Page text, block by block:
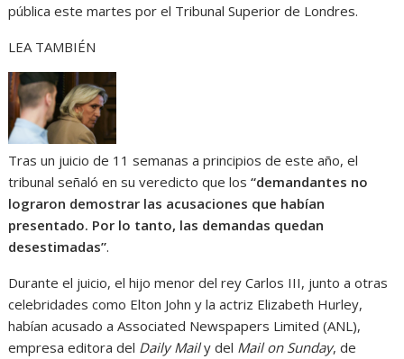
pública este martes por el Tribunal Superior de Londres.
LEA TAMBIÉN
Tras un juicio de 11 semanas a principios de este año, el
tribunal señaló en su veredicto que los“demandantes no
lograron demostrar las acusaciones que habían
presentado. Por lo tanto, las demandas quedan
desestimadas”.
Durante el juicio, el hijo menor del rey Carlos III, junto a otras
celebridades como Elton John y la actriz Elizabeth Hurley,
habían acusado a Associated Newspapers Limited (ANL),
empresa editora del Daily Maily del Mail on Sunday, de